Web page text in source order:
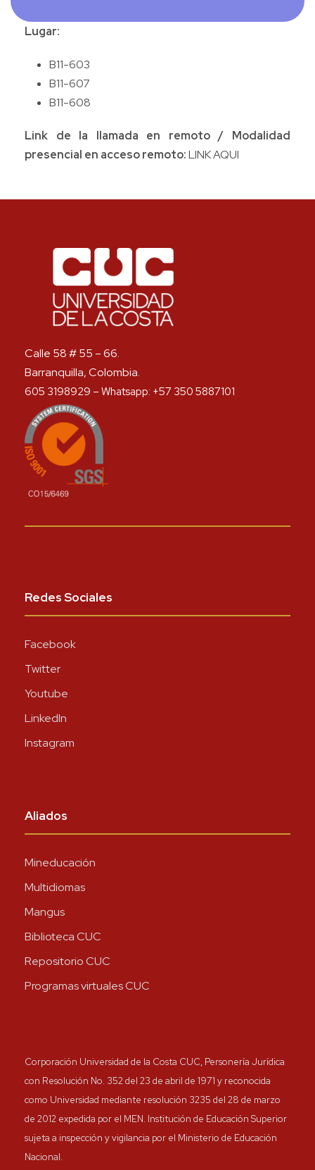
Lugar:
B11-603
B11-607
B11-608
Link de la llamada en remoto / Modalidad
presencial en acceso remoto:LINK AQUI
Calle 58 # 55 – 66.
Barranquilla, Colombia.
605 3198929 – Whatsapp: +57 350 5887101
Redes Sociales
Facebook
Twitter
Youtube
LinkedIn
Instagram
Aliados
Mineducación
Multidiomas
Mangus
Biblioteca CUC
Repositorio CUC
Programas virtuales CUC
Corporación Universidad de la Costa CUC, Personería Jurídica
con Resolución No. 352 del 23 de abril de 1971 y reconocida
como Universidad mediante resolución 3235 del 28 de marzo
de 2012 expedida por el MEN. Institución de Educación Superior
sujeta a inspección y vigilancia por el Ministerio de Educación
Nacional.